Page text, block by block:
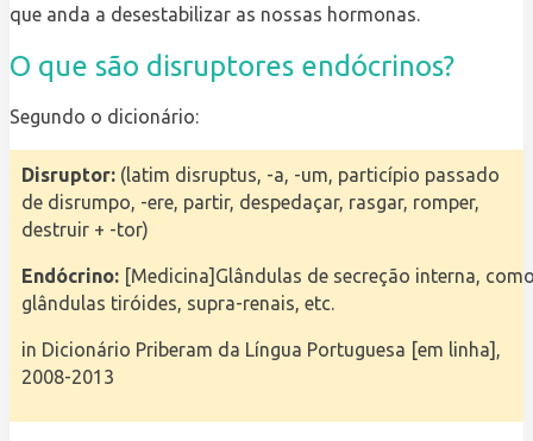
que anda a desestabilizar as nossas hormonas.
O que são disruptores endócrinos?
Segundo o dicionário:
Disruptor: (latim disruptus, -a, -um, particípio passado
de disrumpo, -ere, partir, despedaçar, rasgar, romper,
destruir + -tor)
Endócrino: [Medicina]Glândulas de secreção interna,
glândulas tiróides, supra-renais, etc.
in Dicionário Priberam da Língua Portuguesa [em linha],
2008-2013